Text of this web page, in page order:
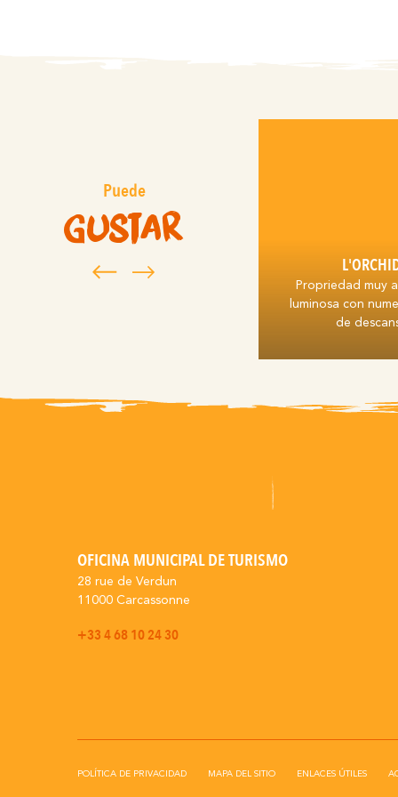
Puede
gustar
Propriedad muy
luminosa con
de
OFICINA MUNICIPAL DE TURISMO
28 rue de Verdun
11000 Carcassonne
+33 4 68 10 24 30
POLÍTICA DE PRIVACIDAD MAPA DEL SITIO ENLACES ÚTILES